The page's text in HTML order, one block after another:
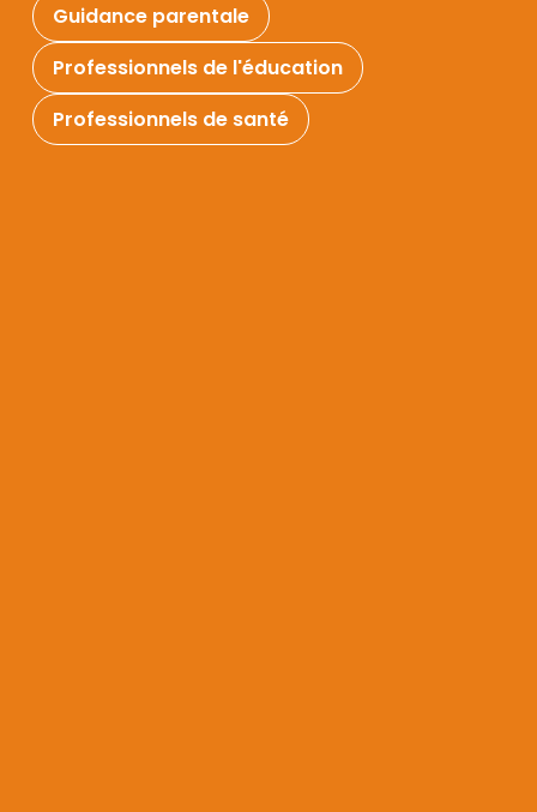
Guidance parentale
Professionnels de l'éducation
Professionnels de santé